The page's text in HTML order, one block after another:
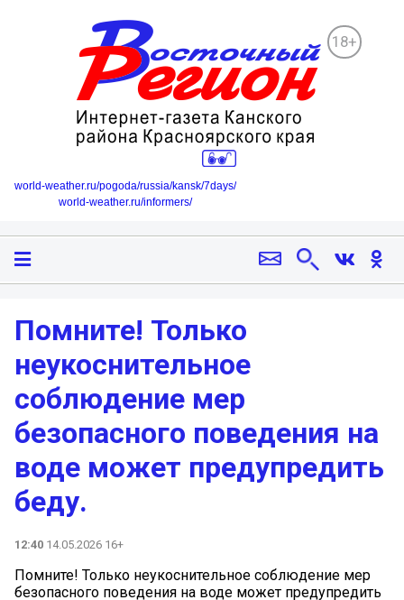
18+
world-weather.ru/pogoda/russia/kansk/7days/
world-weather.ru/informers/
Помните! Только
неукоснительное
соблюдение мер
безопасного поведения на
воде может предупредить
беду.
12:40 14.05.2026 16+
Помните! Только неукоснительное соблюдение мер
безопасного поведения на воде может предупредить